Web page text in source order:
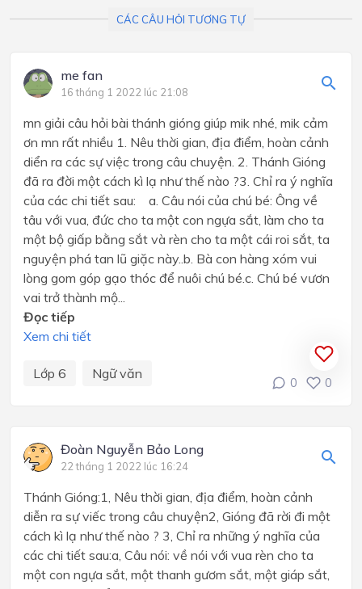
CÁC CÂU HỎI TƯƠNG TỰ
me fan
16 tháng 1 2022 lúc 21:08
mn giải câu hỏi bài thánh gióng giúp mik nhé, mik cảm
ơn mn rất nhiều 1. Nêu thời gian, địa điểm, hoàn cảnh
diển ra các sự việc trong câu chuyện. 2. Thánh Gióng
đã ra đời một cách kì lạ như thế nào ?3. Chỉ ra ý nghĩa
của các chi tiết sau: a. Câu nói của chú bé: Ông về
tâu với vua, đức cho ta một con ngựa sắt, làm cho ta
một bộ giấp bằng sắt và rèn cho ta một cái roi sắt, ta
nguyện phá tan lũ giặc này..b. Bà con hàng xóm vui
lòng gom góp gạo thóc để nuôi chú bé.c. Chú bé vươn
vai trở thành mộ...
Đọc tiếp
Xem chi tiết
Lớp 6 Ngữ văn
0 0
Đoàn Nguyễn Bảo Long
22 tháng 1 2022 lúc 16:24
Thánh Gióng:1, Nêu thời gian, địa điểm, hoàn cảnh
diễn ra sự viếc trong câu chuyện2, Gióng đã rời đi một
cách kì lạ như thế nào ? 3, Chỉ ra những ý nghĩa của
các chi tiết sau:a, Câu nói: về nói với vua rèn cho ta
một con ngựa sắt, một thanh gươm sắt, một giáp sắt,